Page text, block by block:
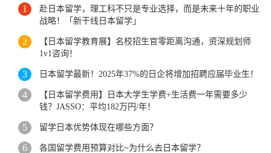
赴日本留学，理工科不只是专业选择，而是未来十年的职业
战略！「新干线日本留学」
【日本留学教育展】名校招生官零距离沟通，资深规划师
1v1咨询！
日本留学最新！2025年37%的日企将增加招聘应届毕业生！
【日本留学费用】日本大学生学费+生活费一年需要多少
钱？JASSO：平均182万円/年！
留学日本优势体现在哪些方面？
各国留学费用预算对比~为什么去日本留学？